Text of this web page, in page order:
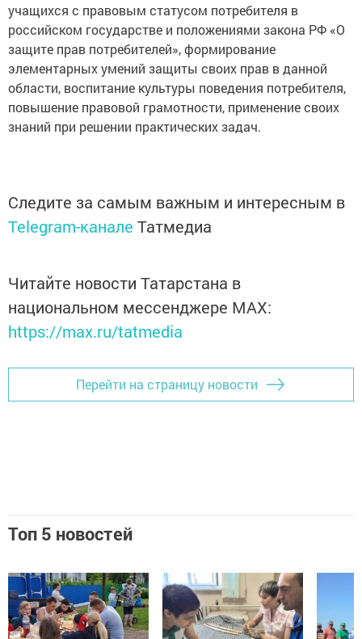
учащихся с правовым статусом потребителя в
российском государстве и положениями закона РФ «О
защите прав потребителей», формирование
элементарных умений защиты своих прав в данной
области, воспитание культуры поведения потребителя,
повышение правовой грамотности, применение своих
знаний при решении практических задач.
Следите за самым важным и интересным в
Telegram-канале Татмедиа
Читайте новости Татарстана в
национальном мессенджере MАХ:
https://max.ru/tatmedia
Перейти на страницу новости
Топ 5 новостей